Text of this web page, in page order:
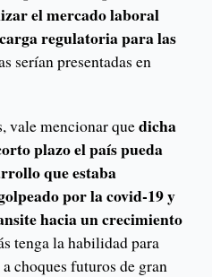
el mercado laboral
regulatoria para las
serían presentadas en
vale mencionar quedicha
plazo el país pueda
que estaba
por la covid-19 y
hacia un crecimiento
tenga la habilidad para
choques futuros de gran